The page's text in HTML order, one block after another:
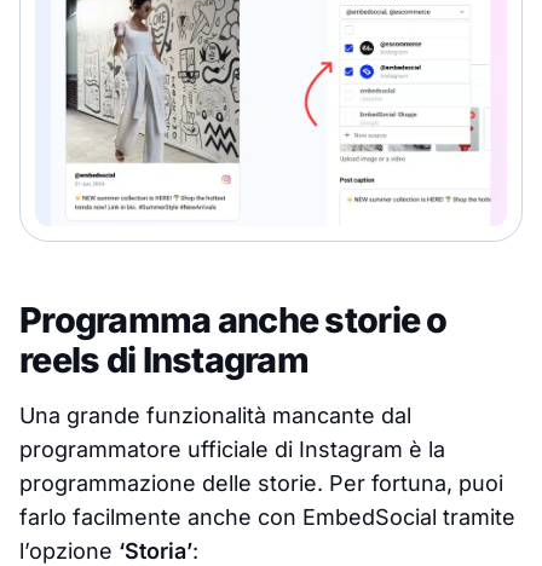
Programma anche storie o
reels di Instagram
Una grande funzionalità mancante dal
programmatore ufficiale di Instagram è la
programmazione delle storie. Per fortuna, puoi
farlo facilmente anche con EmbedSocial tramite
l’opzione ‘Storia’: